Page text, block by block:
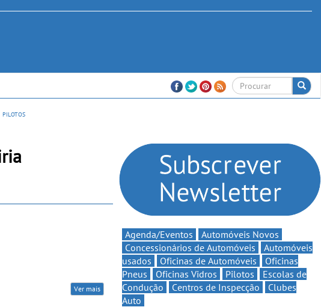
pilotos
Ver mais
Agenda/Eventos
Automóveis Novos
Concessionários de Automóveis
Automóveis
usados
Oficinas de Automóveis
Oficinas
Pneus
Oficinas Vidros Pilotos
Escolas de
Condução
Centros de Inspecção
Clubes
Auto